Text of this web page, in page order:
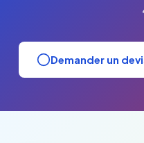
Demander un